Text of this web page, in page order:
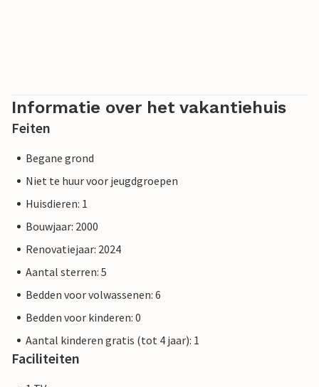
Informatie over het vakantiehuis
Feiten
Begane grond
Niet te huur voor jeugdgroepen
Huisdieren: 1
Bouwjaar: 2000
Renovatiejaar: 2024
Aantal sterren: 5
Bedden voor volwassenen: 6
Bedden voor kinderen: 0
Aantal kinderen gratis (tot 4 jaar): 1
Faciliteiten